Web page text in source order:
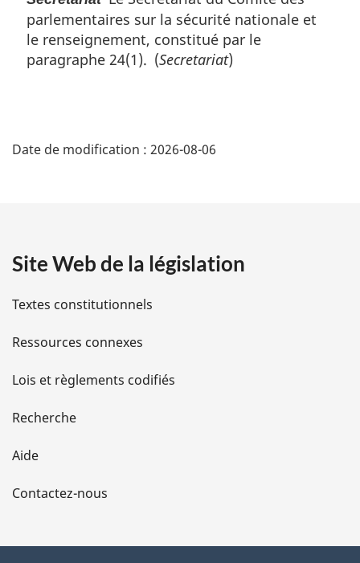
parlementaires sur la sécurité nationale et
le renseignement, constitué par le
paragraphe 24(1). (Secretariat)
é
i
l
s
d
e
l
a
Date de modification : 2026-08-06
Site Web de la législation
Textes constitutionnels
Ressources connexes
Lois et règlements codifiés
Recherche
Aide
Contactez-nous